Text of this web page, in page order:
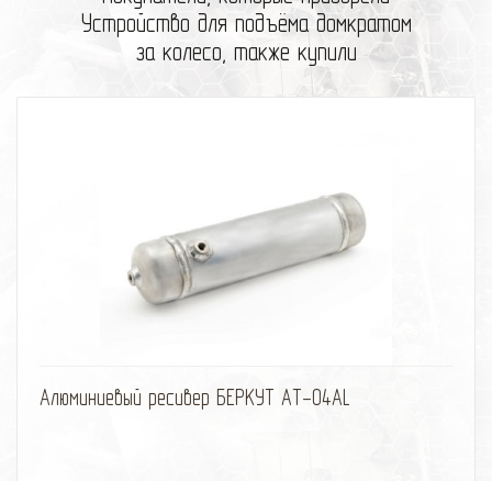
Устройство для подъёма домкратом
за колесо, также купили
Алюминиевый ресивер БЕРКУТ AT-04AL